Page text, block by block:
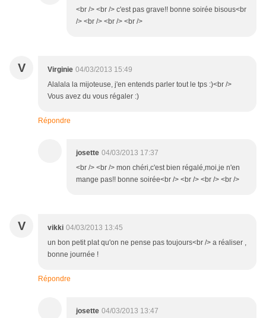
<br /> <br /> c'est pas grave!! bonne soirée bisous<br
/> <br /> <br /> <br />
V Virginie 04/03/2013 15:49
Alalala la mijoteuse, j'en entends parler tout le tps :)<br />
Vous avez du vous régaler :)
Répondre
josette 04/03/2013 17:37
<br /> <br /> mon chéri,c'est bien régalé,moi,je n'en
mange pas!! bonne soirée<br /> <br /> <br /> <br />
V vikki 04/03/2013 13:45
un bon petit plat qu'on ne pense pas toujours<br /> a réaliser ,
bonne journée !
Répondre
josette 04/03/2013 13:47